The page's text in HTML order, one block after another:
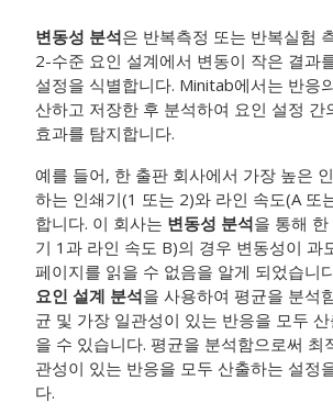
변동성 분석은 반복측정 또는 반복실험
2-수준 요인 설계에서 변동이 작은 결과
설정을 식별합니다. Minitab에서는 반응
산하고 저장한 후 분석하여 요인 설정 간
효과를 탐지합니다.
예를 들어, 한 출판 회사에서 가장 높은
하는 인쇄기(1 또는 2)와 라인 속도(A 또
합니다. 이 회사는 변동성 분석을 통해
기 1과 라인 속도 B)의 경우 변동성이 과
페이지를 읽을 수 없음을 알게 되었습니
요인 설계 분석을 사용하여 평균을 분석
균 및 가장 일관성이 있는 반응을 모두
을 수 있습니다. 평균을 분석함으로써 최
관성이 있는 반응을 모두 산출하는 설정
다.